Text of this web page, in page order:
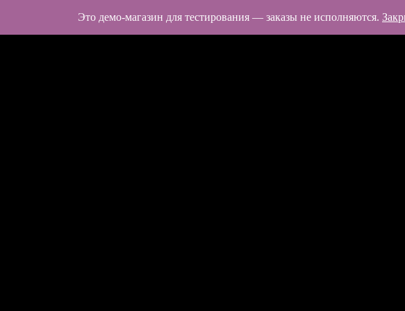
Это демо-магазин для тестирования — заказы не исполняются.